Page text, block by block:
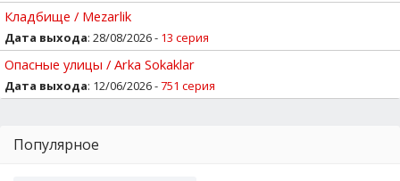
Кладбище / Mezarlik
Дата выхода: 28/08/2026 - 13 серия
Опасные улицы / Arka Sokaklar
Дата выхода: 12/06/2026 -751 серия
Популярное